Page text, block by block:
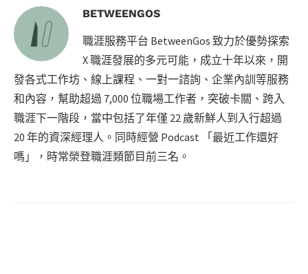
BETWEENGOS
職涯服務平台 BetweenGos 致力於優勢探索
X 職涯發展的多元可能，成立十年以來，開
發各式工作坊、線上課程、一對一諮詢、企業內訓等服務
和內容，幫助超過 7,000 位職場工作者，突破卡關、跨入
職涯下一階段，當中包括了年僅 22 歲新鮮人到入行超過
20 年的資深經理人。同時經營 Podcast 「最近工作還好
嗎」，時常榮登職涯類節目前三名。